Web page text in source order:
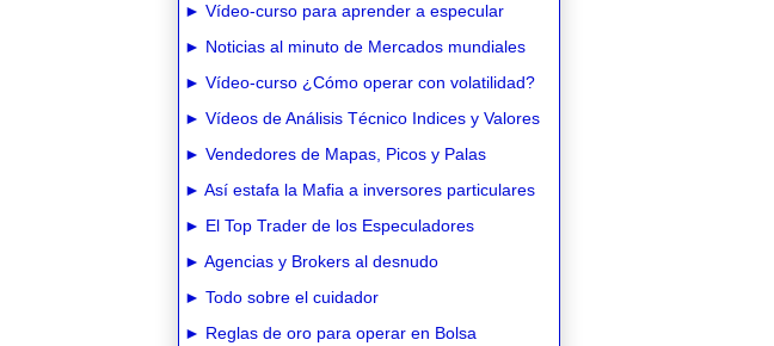
► Vídeo-curso para aprender a especular
► Noticias al minuto de Mercados mundiales
► Vídeo-curso ¿Cómo operar con volatilidad?
► Vídeos de Análisis Técnico Indices y Valores
► Vendedores de Mapas, Picos y Palas
► Así estafa la Mafia a inversores particulares
► El Top Trader de los Especuladores
► Agencias y Brokers al desnudo
► Todo sobre el cuidador
► Reglas de oro para operar en Bolsa